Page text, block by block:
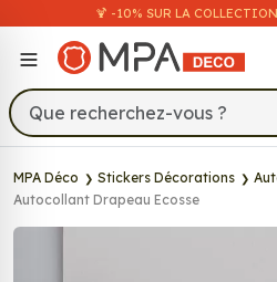
🍹 -10% SUR LA
MPA Déco Stickers Décorations
Autocollant Drapeau Ecosse